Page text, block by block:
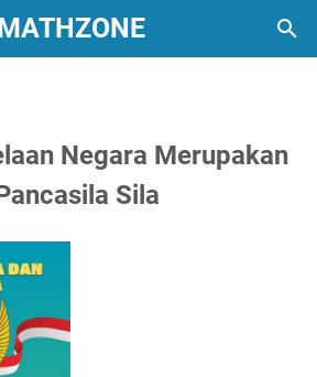
Negara Merupakan
Sila